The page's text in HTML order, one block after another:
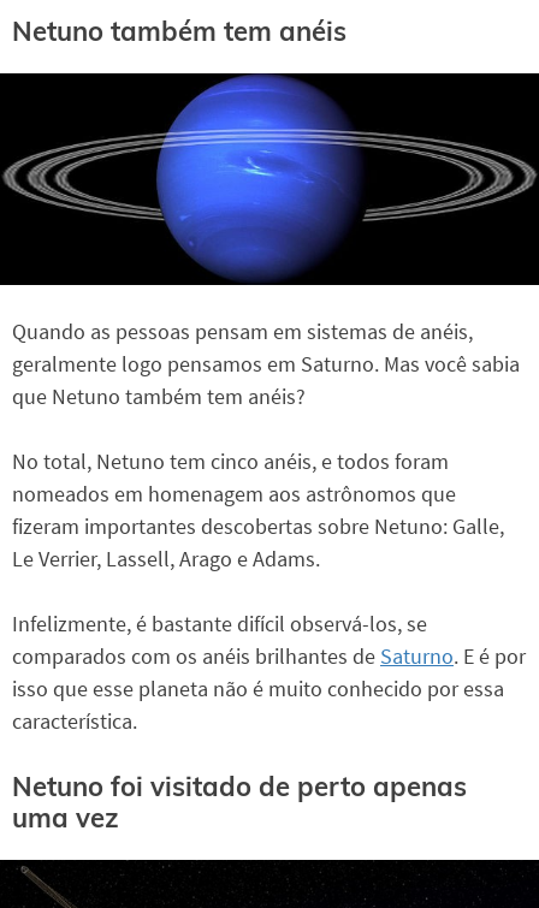
Netuno também tem anéis
Quando as pessoas pensam em sistemas de anéis,
geralmente logo pensamos em Saturno. Mas você sabia
que Netuno também tem anéis?
No total, Netuno tem cinco anéis, e todos foram
nomeados em homenagem aos astrônomos que
fizeram importantes descobertas sobre Netuno: Galle,
Le Verrier, Lassell, Arago e Adams.
Infelizmente, é bastante difícil observá-los, se
comparados com os anéis brilhantes de Saturno. E é por
isso que esse planeta não é muito conhecido por essa
característica.
Netuno foi visitado de perto apenas
uma vez